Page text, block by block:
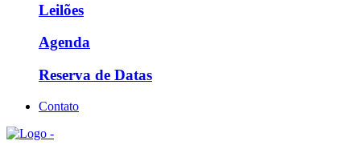
Leilões
Agenda
Reserva de Datas
Contato